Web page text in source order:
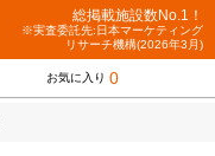
総掲載施設数No.1！
※実査委託先:日本マーケティング
リサーチ機構(2026年3月)
お気に入り 0